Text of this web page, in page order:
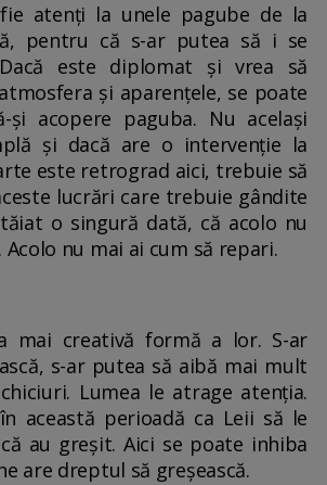
atenți la unele pagube de la
pentru că s-ar putea să i se
este diplomat și vrea să
și aparențele, se poate
și acopere paguba. Nu același
și dacă are o intervenție la
este retrograd aici, trebuie să
lucrări care trebuie gândite
o singură dată, că acolo nu
Acolo nu mai ai cum să repari.
mai creativă formă a lor. S-ar
s-ar putea să aibă mai mult
Lumea le atrage atenția.
această perioadă ca Leii să le
au greșit. Aici se poate inhiba
are dreptul să greșească.